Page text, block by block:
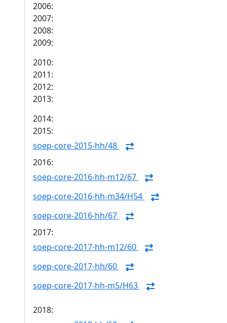
2006:
2007:
2008:
2009:
2010:
2011:
2012:
2013:
2014:
2015:
soep-core-2015-hh/48
2016:
soep-core-2016-hh-m12/67
soep-core-2016-hh-m34/H54
soep-core-2016-hh/67
2017:
soep-core-2017-hh-m12/60
soep-core-2017-hh/60
soep-core-2017-hh-m5/H63
2018: